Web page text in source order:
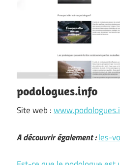
podologues.info
Site web :
A découvrir également :les-